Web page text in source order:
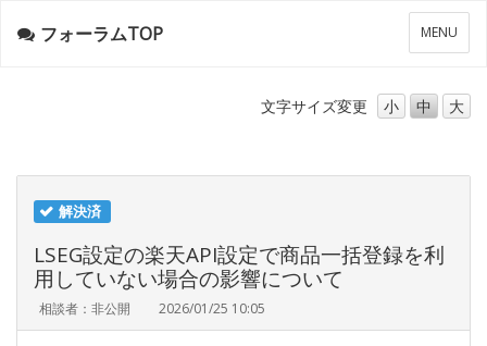
メ
ニ
ー
MENU
フォーラムTOP
文字サイズ変更 小 中 大
解決済
LSEG設定の楽天API設定で商品一括登録を利
用していない場合の影響について
相談者：非公開 2026/01/25 10:05